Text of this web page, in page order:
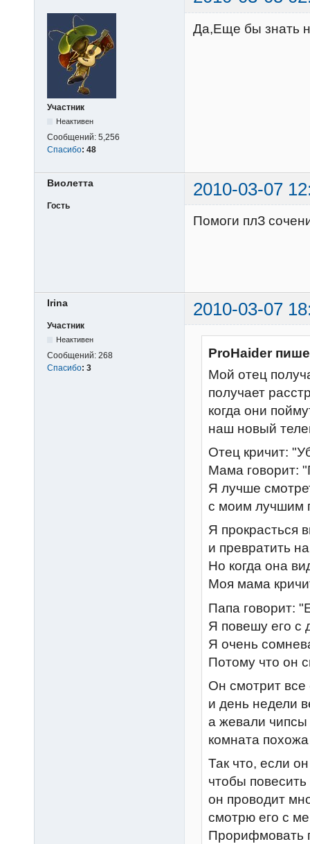
Участник
Неактивен
Сообщений: 5,256
Спасибо: 48
Да,Еще бы знать
Виолетта 2010-03-07
Гость
Помоги плЗ
Irina 2010-03-07
Участник
Неактивен
Сообщений: 268
Спасибо: 3
ProHaider
Мой отец
получает
когда они
наш новый
Отец кричит:
Мама говорит:
Я лучше
с моим лучшим
Я прокрасться
и превратить
Но когда она
Моя мама
Папа говорит:
Я повешу его с
Я очень
Потому что он
Он смотрит
и день недели
а жевали чипсы
комната
Так что, если
чтобы
он проводит
смотрю его с
Прорифмовать